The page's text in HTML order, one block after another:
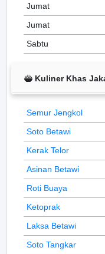
Jumat
Jumat
Sabtu
Kuliner Khas
Semur Jengkol
Soto Betawi
Kerak Telor
Asinan Betawi
Roti Buaya
Ketoprak
Laksa Betawi
Soto Tangkar